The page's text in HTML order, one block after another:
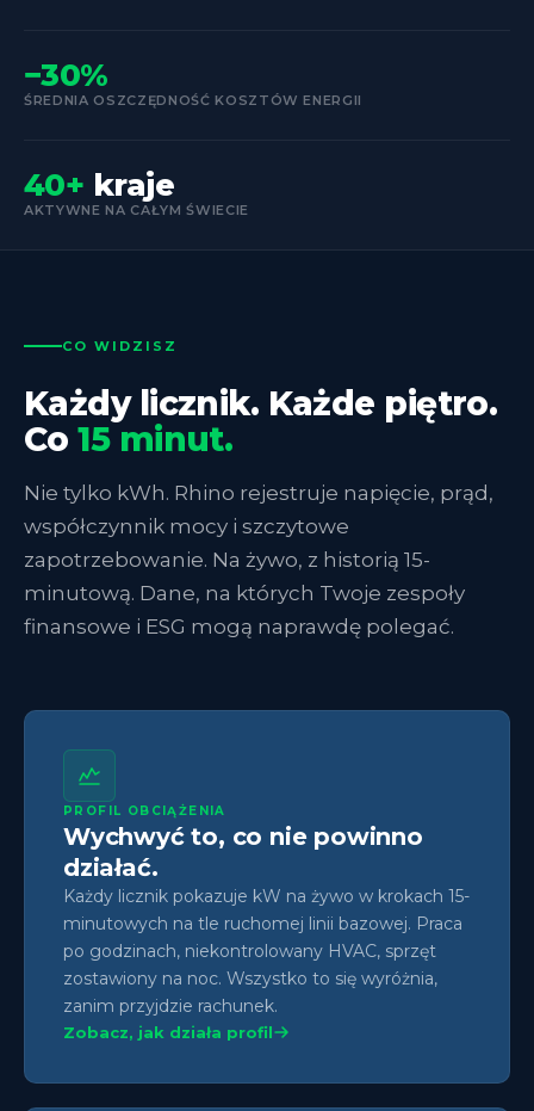
−30%
ŚREDNIA OSZCZĘDNOŚĆ KOSZTÓW ENERGII
40+ kraje
AKTYWNE NA CAŁYM ŚWIECIE
CO WIDZISZ
Każdy licznik. Każde piętro.
Co15 minut.
Nie tylko kWh. Rhino rejestruje napięcie, prąd,
współczynnik mocy i szczytowe
zapotrzebowanie. Na żywo, z historią 15-
minutową. Dane, na których Twoje zespoły
finansowe i ESG mogą naprawdę polegać.
PROFIL OBCIĄŻENIA
Wychwyć to, co nie powinno
działać.
Każdy licznik pokazuje kW na żywo w krokach 15-
minutowych na tle ruchomej linii bazowej. Praca
po godzinach, niekontrolowany HVAC, sprzęt
zostawiony na noc. Wszystko to się wyróżnia,
zanim przyjdzie rachunek.
Zobacz, jak działa profil